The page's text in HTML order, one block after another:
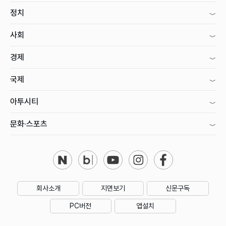
정치
사회
경제
국제
아투시티
문화·스포츠
회사소개 지면보기 신문구독
PC버전 앱설치